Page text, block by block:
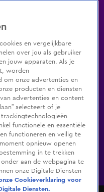
Zenders Genres
De Bondgenoten
en vergelijkbare
over jou als gebruiker
jouw apparaten. Als je
worden
om onze advertenties en
producten en diensten
advertenties en content
selecteert of je
functionele en essentiële
functioneren en veilig te
opnieuw openen
in te trekken
aan de webpagina te
onze Digitale Diensten
Cookieverklaring voor
Diensten.